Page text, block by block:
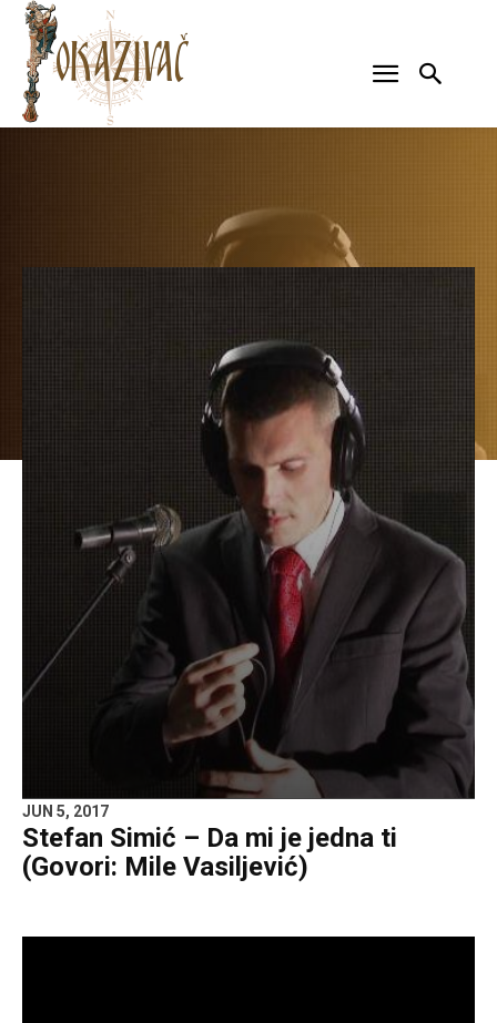
JUN 5, 2017
Stefan Simić – Da mi je jedna ti
(Govori: Mile Vasiljević)